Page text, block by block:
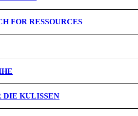
FOR RESSOURCES
KULISSEN